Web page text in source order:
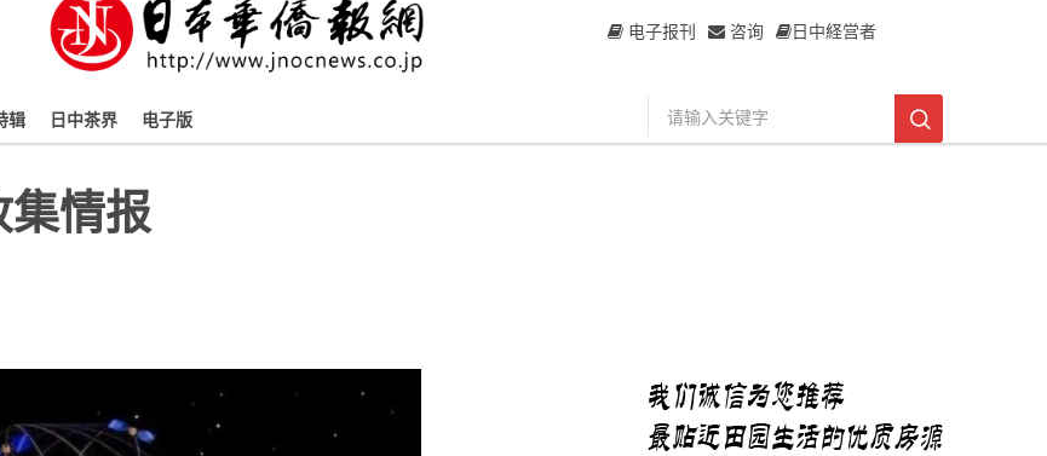
电子报刊 咨询 日中経営者
辑 日中茶界 电子版
集情报